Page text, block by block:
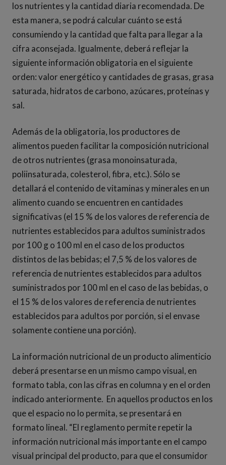
los nutrientes y la cantidad diaria recomendada. De
esta manera, se podrá calcular cuánto se está
consumiendo y la cantidad que falta para llegar a la
cifra aconsejada. Igualmente, deberá reflejar la
siguiente información obligatoria en el siguiente
orden: valor energético y cantidades de grasas, grasa
saturada, hidratos de carbono, azúcares, proteínas y
sal.
Además de la obligatoria, los productores de
alimentos pueden facilitar la composición nutricional
de otros nutrientes (grasa monoinsaturada,
poliinsaturada, colesterol, fibra, etc.). Sólo se
detallará el contenido de vitaminas y minerales en un
alimento cuando se encuentren en cantidades
significativas (el 15 % de los valores de referencia de
nutrientes establecidos para adultos suministrados
por 100 g o 100 ml en el caso de los productos
distintos de las bebidas; el 7,5 % de los valores de
referencia de nutrientes establecidos para adultos
suministrados por 100 ml en el caso de las bebidas, o
el 15 % de los valores de referencia de nutrientes
establecidos para adultos por porción, si el envase
solamente contiene una porción).
La información nutricional de un producto alimenticio
deberá presentarse en un mismo campo visual, en
formato tabla, con las cifras en columna y en el orden
indicado anteriormente. En aquellos productos en los
que el espacio no lo permita, se presentará en
formato lineal. “El reglamento permite repetir la
información nutricional más importante en el campo
visual principal del producto, para que el consumidor